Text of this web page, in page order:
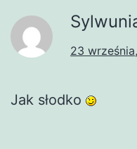
23
Jak słodko